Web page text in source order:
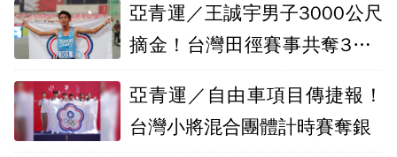
亞青運／王誠宇男子3000公尺
摘金！台灣田徑賽事共奪3金5
亞青運／自由車項目傳捷報！
台灣小將混合團體計時賽奪銀